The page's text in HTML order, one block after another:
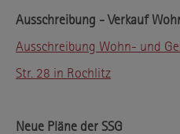
Ausschreibung - Verkauf
Ausschreibung Wohn- und
Str. 28 in Rochlitz
Neue Pläne der SSG